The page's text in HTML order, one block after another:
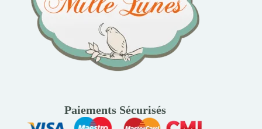
Paiements Sécurisés